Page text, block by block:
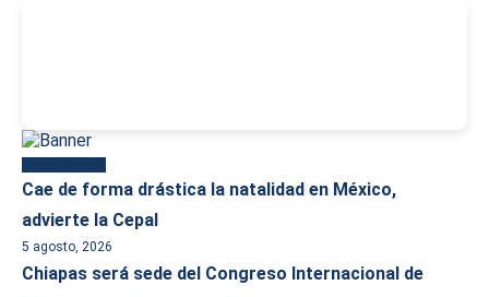
Cae de forma drástica la natalidad en México,
advierte la Cepal
5 agosto, 2026
Chiapas será sede del Congreso Internacional de